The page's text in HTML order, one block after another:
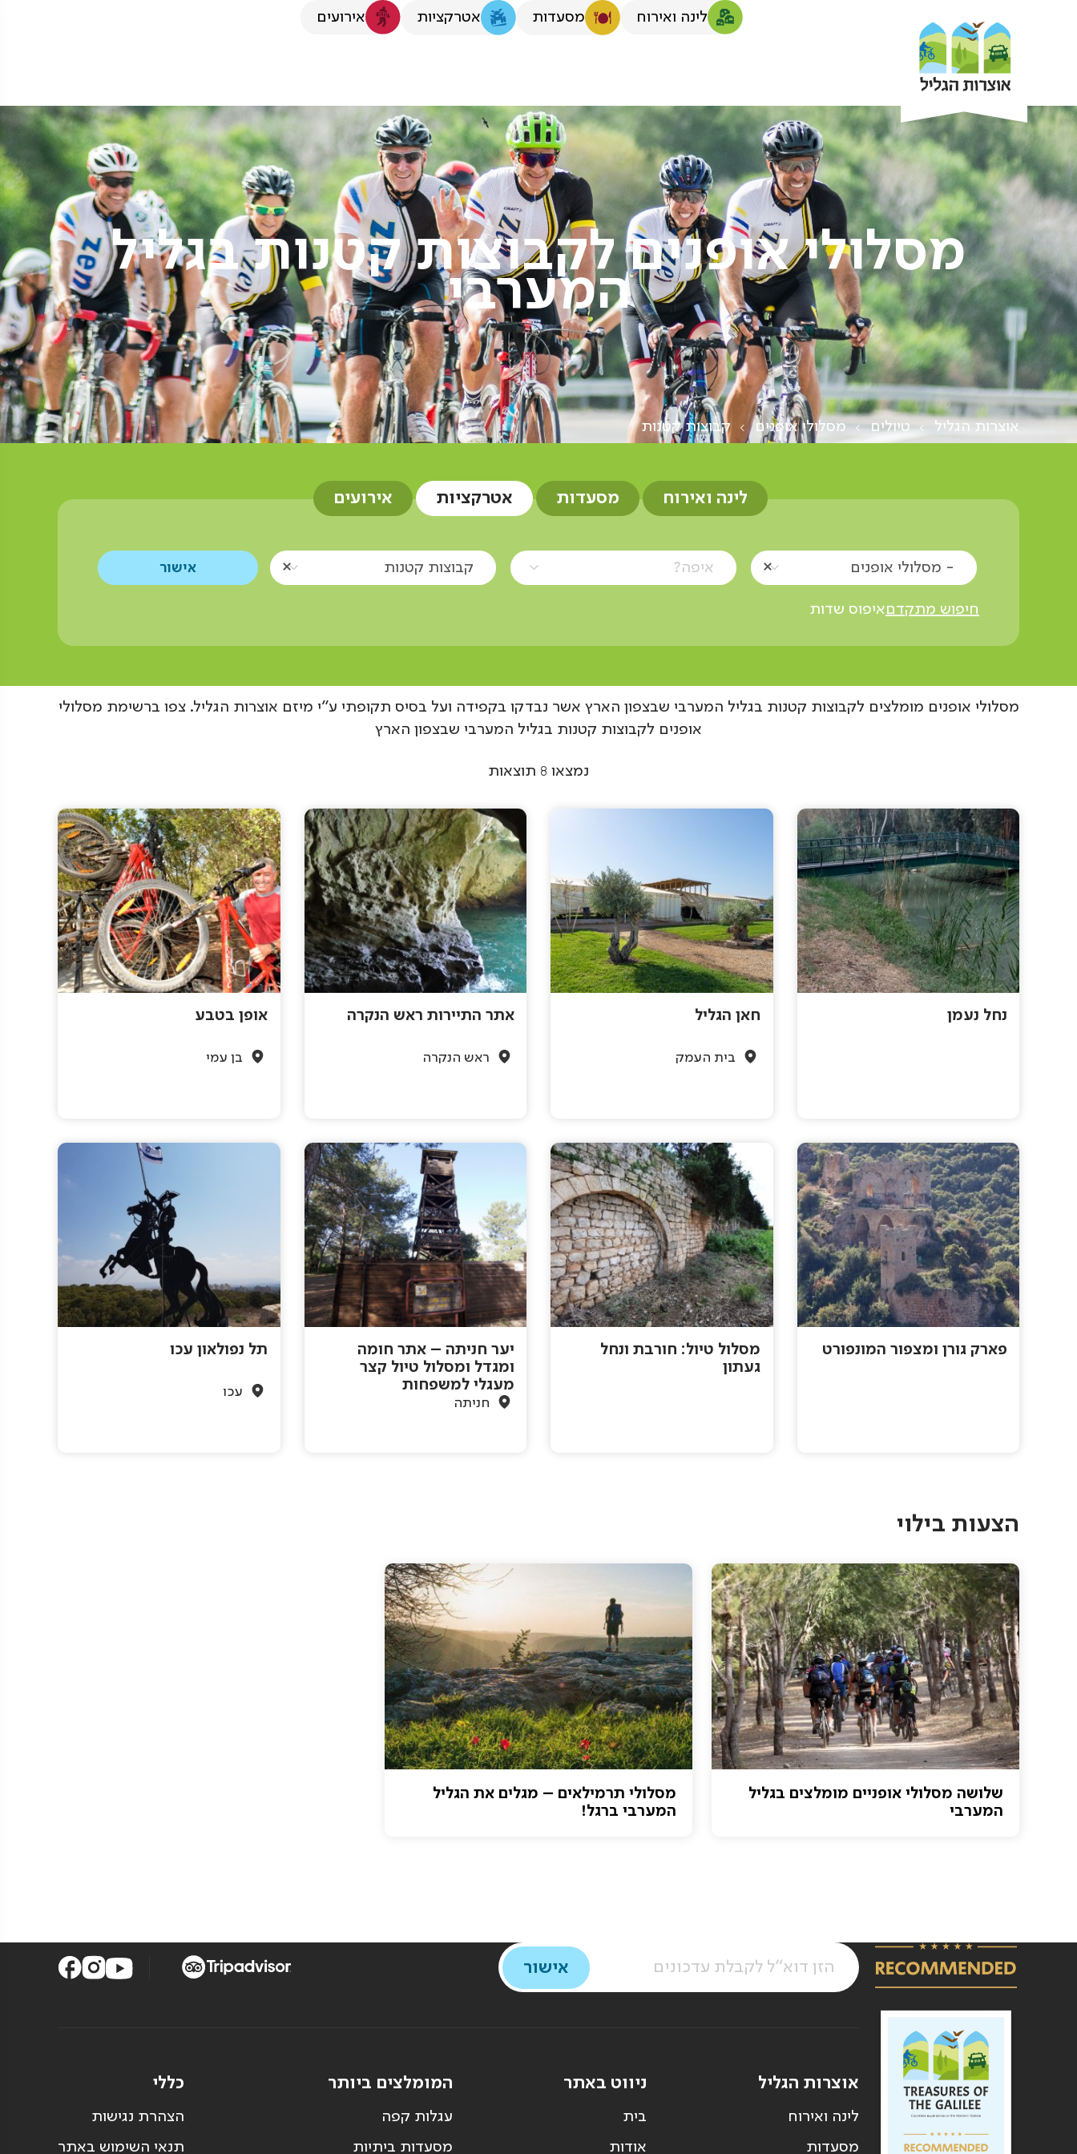
לינה ואירוח מסעדות אטרקציות אירועים
מסלולי אופנים לקבוצות קטנות בגליל
המערבי
אוצרות הגליל טיולים מסלולי אופנים קבוצות קטנות
לינה ואירוח מסעדות אטרקציות אירועים
- מסלולי אופנים איפה? קבוצות קטנות
חיפוש מתקדםאיפוס שדות
מסלולי אופנים מומלצים לקבוצות קטנות בגליל המערבי שבצפון הארץ אשר נבדקו בקפידה ועל בסיס תקופתי ע"י מיזם אוצרות הגליל. צפו ברשימת מסלולי
אופנים לקבוצות קטנות בגליל המערבי שבצפון הארץ
נמצאו 8 תוצאות
נחל נעמן חאן הגליל
בית העמק
אתר התיירות ראש הנקרה
ראש הנקרה
אופן בטבע
בן עמי
פארק גורן ומצפור המונפורט
מסלול טיול: חורבת ונחל
געתון
יער חניתה – אתר חומה
ומגדל ומסלול טיול קצר
מעגלי למשפחות
חניתה
תל נפולאון עכו
עכו
הצעות בילוי
שלושה מסלולי אופניים מומלצים בגליל
המערבי
מסלולי תרמילאים – מגלים את הגליל
המערבי ברגל!
אוצרות הגליל
לינה ואירוח
מסעדות
ניווט באתר
בית
אודות
המומלצים ביותר
עגלות קפה
מסעדות ביתיות
כללי
הצהרת נגישות
תנאי השימוש באתר